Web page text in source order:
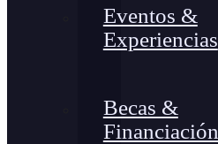
Eventos &
Experiencias
Becas &
Financiación